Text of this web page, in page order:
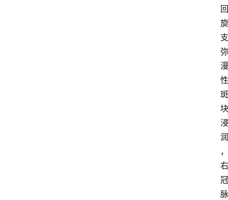
回
旋
支
弥
漫
性
斑
块
浸
润
，
右
冠
脉